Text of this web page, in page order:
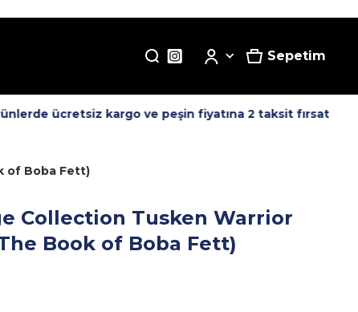
Sepetim
ücretsiz kargo ve peşin fiyatına 2 taksit fırsatı! -
of Boba Fett)
Collection Tusken Warrior
Book of Boba Fett)